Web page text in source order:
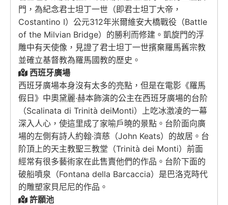
門，為紀念君士坦丁一世（即君士坦丁大帝，
Costantino I）公元312年米爾維安大橋戰役（Battle
of the Milvian Bridge）的勝利而修建。凱旋門的浮
雕中有天使像，見證了君士坦丁一世擯棄羅馬舊宗教
並確立基督教為羅馬國教的歷史。
西班牙廣場
西班牙廣場本身沒有太多的亮點，但是在電影《羅馬
假日》中奧黛麗·赫本飾演的公主在西班牙廣場的台阶
（Scalinata di Trinità deiMonti）上吃冰激凌的一幕
深入人心，使這里成了家喻戶曉的景點。台阶面向廣
場的左側有詩人約翰·濟慈（John Keats）的故居。台
阶頂上的天主教聖三教堂（Trinità dei Monti）前面
經常有很多藝術家在此售賣他們的作品。台阶下面的
破船噴泉（Fontana della Barcaccia）是巴洛克時代
的雕塑家貝尼尼的作品。
許願池